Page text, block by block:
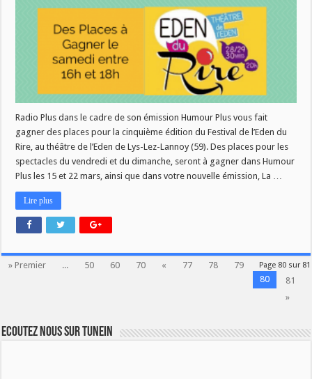
Radio Plus dans le cadre de son émission Humour Plus vous fait
gagner des places pour la cinquième édition du Festival de l’Eden du
Rire, au théâtre de l’Eden de Lys-Lez-Lannoy (59). Des places pour les
spectacles du vendredi et du dimanche, seront à gagner dans Humour
Plus les 15 et 22 mars, ainsi que dans votre nouvelle émission, La …
Lire plus
Page 80 sur 81
» Premier ... 50 60 70 « 77 78
79
80
81
»
Ecoutez nous sur TuneIn